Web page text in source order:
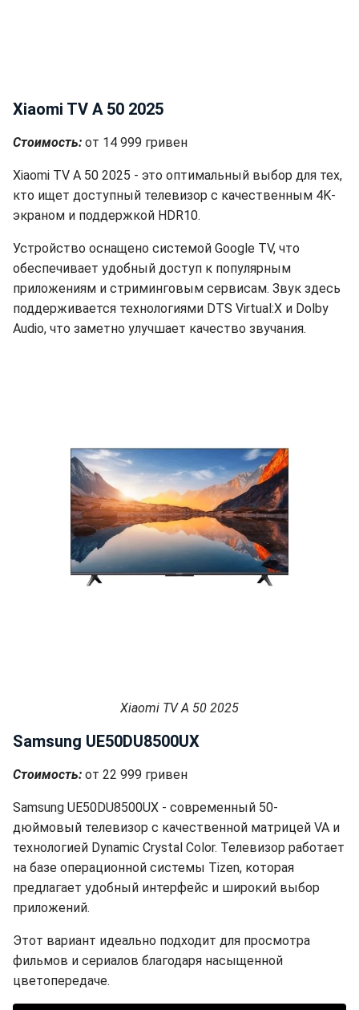
Xiaomi TV A 50 2025
Стоимость: от 14 999 гривен
Xiaomi TV A 50 2025 - это оптимальный выбор для тех,
кто ищет доступный телевизор с качественным 4K-
экраном и поддержкой HDR10.
Устройство оснащено системой Google TV, что
обеспечивает удобный доступ к популярным
приложениям и стриминговым сервисам. Звук здесь
поддерживается технологиями DTS Virtual:X и Dolby
Audio, что заметно улучшает качество звучания.
Xiaomi TV A 50 2025
Samsung UE50DU8500UX
Стоимость: от 22 999 гривен
Samsung UE50DU8500UX - современный 50-
дюймовый телевизор с качественной матрицей VA и
технологией Dynamic Crystal Color. Телевизор работает
на базе операционной системы Tizen, которая
предлагает удобный интерфейс и широкий выбор
приложений.
Этот вариант идеально подходит для просмотра
фильмов и сериалов благодаря насыщенной
цветопередаче.